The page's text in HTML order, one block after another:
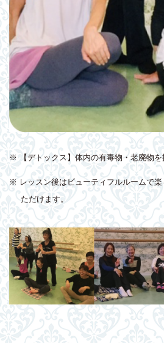
※ 【デトックス】体内の有毒物・老廃物を
※ レッスン後はビューティフルルームで
ただけます。